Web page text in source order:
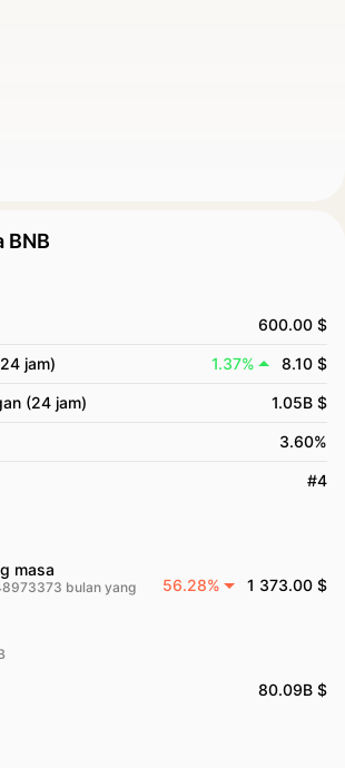
BNB
600.00 $
jam) 1.37% 8.10 $
(24 jam) 1.05B $
3.60%
#4
masa
bulan yang
56.28% 1 373.00 $
80.09B $